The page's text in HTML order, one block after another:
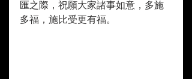
匯之際，祝願大家諸事如意，多施
多福，施比受更有福。